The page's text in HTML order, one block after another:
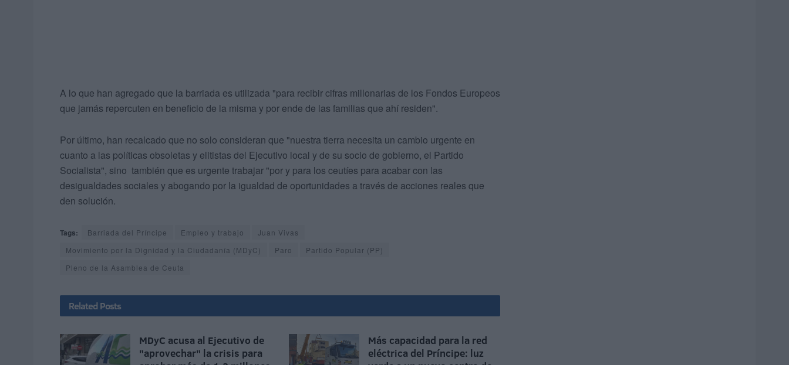
A lo que han agregado que la barriada es utilizada "para recibir cifras millonarias de los Fondos Europeos
que jamás repercuten en beneficio de la misma y por ende de las familias que ahí residen".
Por último, han recalcado que no solo consideran que "nuestra tierra necesita un cambio urgente en
cuanto a las políticas obsoletas y elitistas del Ejecutivo local y de su socio de gobierno, el Partido
Socialista", sino también que es urgente trabajar "por y para los ceutíes para acabar con las
desigualdades sociales y abogando por la igualdad de oportunidades a través de acciones reales que
den solución.
Tags: Barriada del Príncipe Empleo y trabajo
Juan Vivas
Movimiento por la Dignidad y la Ciudadanía (MDyC)
Paro
Partido Popular (PP)
Pleno de la Asamblea de Ceuta
Related Posts
MDyC acusa al Ejecutivo de
"aprovechar" la crisis para
Más capacidad para la red
eléctrica del Príncipe: luz